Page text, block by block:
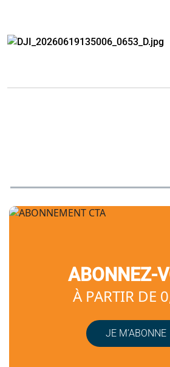
ABONNEZ-
À PARTIR DE
JE M’ABONNE